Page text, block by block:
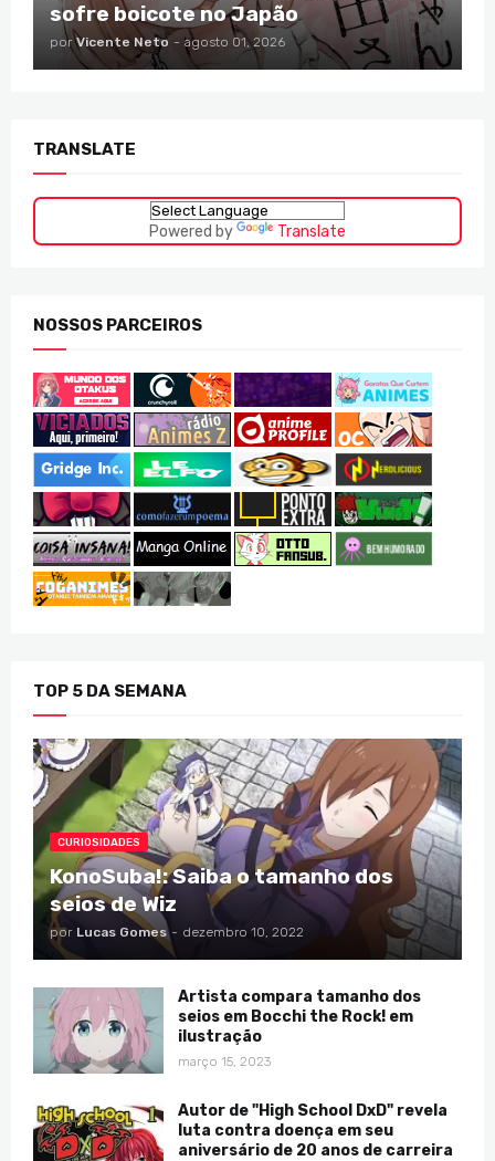
sofre boicote no Japão
por Vicente Neto - agosto 01, 2026
TRANSLATE
Powered by Translate
NOSSOS PARCEIROS
TOP 5 DA SEMANA
CURIOSIDADES
KonoSuba!: Saiba o tamanho dos
seios de Wiz
por Lucas Gomes - dezembro 10, 2022
Artista compara tamanho dos
seios em Bocchi the Rock! em
ilustração
março 15, 2023
Autor de "High School DxD" revela
luta contra doença em seu
aniversário de 20 anos de carreira